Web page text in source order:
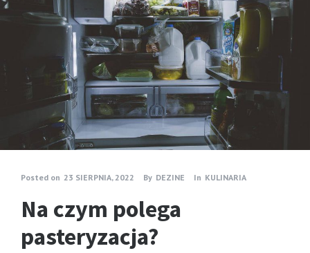
Posted on 23 SIERPNIA, 2022 By DEZINE In KULINARIA
Na czym polega
pasteryzacja?